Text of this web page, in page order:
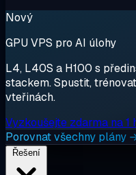
Nový
GPU VPS pro AI úlohy
L4, L40S a H100 s
stackem. Spustit,
vteřinách.
Vyzkoušejte zdarma na 1
Porovnat všechny plány